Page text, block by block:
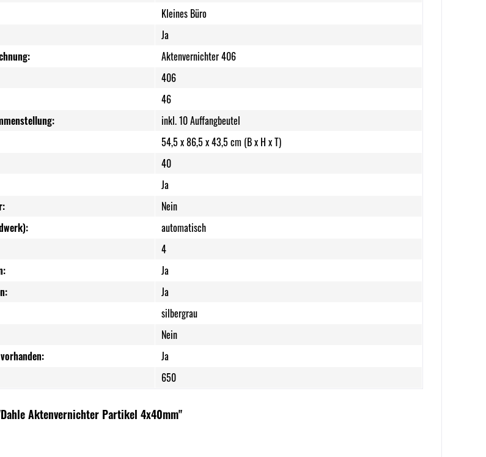
Kleines Büro
Ja
Aktenvernichter 406
406
46
inkl. 10 Auffangbeutel
54,5 x 86,5 x 43,5 cm (B x H x T)
40
Ja
Nein
automatisch
4
Ja
Ja
silbergrau
Nein
Ja
650
Aktenvernichter Partikel 4x40mm"